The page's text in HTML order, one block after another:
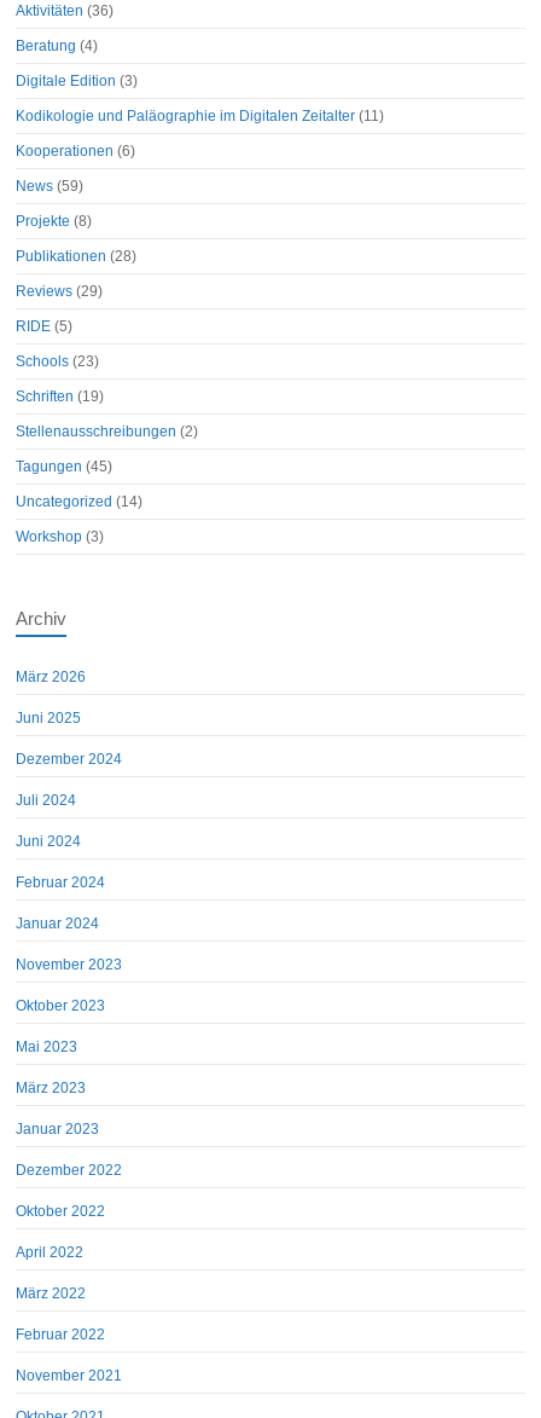
Aktivitäten (36)
Beratung (4)
Digitale Edition (3)
Kodikologie und Paläographie im Digitalen Zeitalter (11)
Kooperationen (6)
News (59)
Projekte (8)
Publikationen (28)
Reviews (29)
RIDE (5)
Schools (23)
Schriften (19)
Stellenausschreibungen (2)
Tagungen (45)
Uncategorized (14)
Workshop (3)
Archiv
März 2026
Juni 2025
Dezember 2024
Juli 2024
Juni 2024
Februar 2024
Januar 2024
November 2023
Oktober 2023
Mai 2023
März 2023
Januar 2023
Dezember 2022
Oktober 2022
April 2022
März 2022
Februar 2022
November 2021